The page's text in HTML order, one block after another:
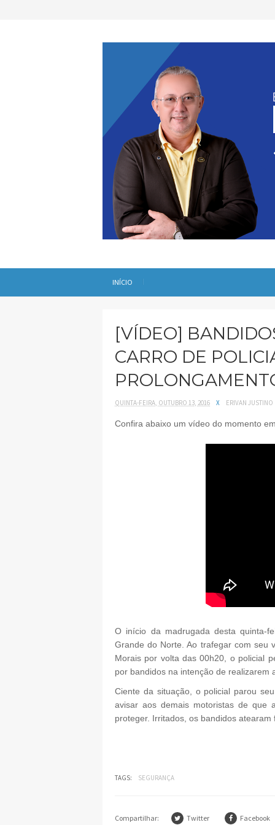
INÍCIO
[VÍDEO]
CARRO DE
QUINTA-FEIRA, OUTUBRO 13, 2016 X ERIVAN JUSTINO
Confira abaixo um vídeo do momento
O início da madrugada desta quinta-
Grande do Norte. Ao trafegar com seu
Morais por volta das 00h20, o policial
por bandidos na intenção de realizarem
Ciente da situação, o policial parou
avisar aos demais motoristas de que
proteger. Irritados, os bandidos
TAGS: SEGURANÇA
Compartilhar: Twitter Facebook